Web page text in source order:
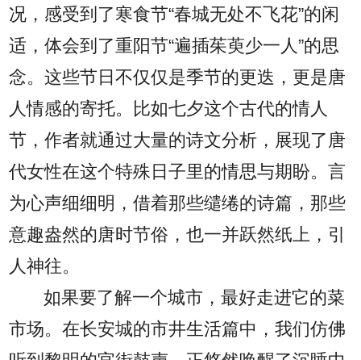
况，感受到了寒食节“春城无处不飞花”的闲
适，体会到了重阳节“遍插茱萸少一人”的思
念。这些节日不仅仅是季节的更迭，更是唐
人情感的寄托。比如七夕这个古代的情人
节，作者就通过大量的诗文分析，展现了唐
代女性在这个特殊日子里的情思与期盼。言
为心声细细明，借着那些缱绻的诗篇，那些
意趣盎然的唐时节俗，也一并跃然纸上，引
人神往。
如果要了解一个城市，最好走进它的菜
市场。在长安城的市井生活篇中，我们仿佛